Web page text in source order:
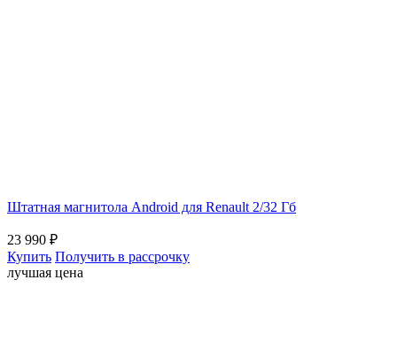
Штатная магнитола Android для Renault 2/32 Гб
23 990 ₽
Купить Получить в рассрочку
лучшая цена